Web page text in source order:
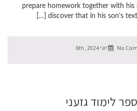
prepare homework together with his
discover that in his son’s
יוני 6th, 2024
לימוד גזעני